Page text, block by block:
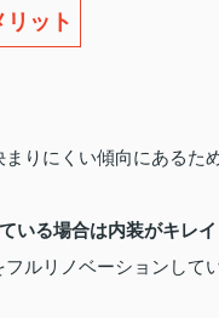
ット
りにくい傾向にあるた
いる場合は内装がキレイ
ルリノベーションして